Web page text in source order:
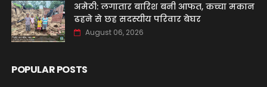
अमेठी: लगातार बारिश बनी आफत, कच्चा मकान
ढहने से छह सदस्यीय परिवार बेघर
August 06, 2026
POPULAR POSTS